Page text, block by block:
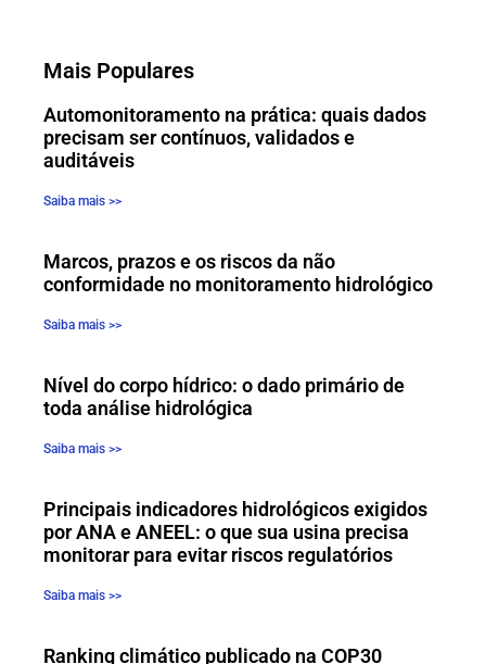
Mais Populares
Automonitoramento na prática: quais dados
precisam ser contínuos, validados e
auditáveis
Saiba mais >>
Marcos, prazos e os riscos da não
conformidade no monitoramento hidrológico
Saiba mais >>
Nível do corpo hídrico: o dado primário de
toda análise hidrológica
Saiba mais >>
Principais indicadores hidrológicos exigidos
por ANA e ANEEL: o que sua usina precisa
monitorar para evitar riscos regulatórios
Saiba mais >>
Ranking climático publicado na COP30